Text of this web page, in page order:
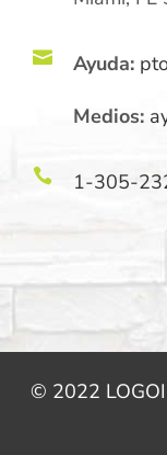
 Ayuda:
Medios:
 1-305-
© 2022